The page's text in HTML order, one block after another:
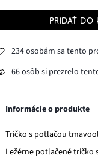
PRIDAŤ DO
234 osobám sa tento
66 osôb si prezrelo
Informácie o produkte
Tričko s potlačou
Ležérne potlačené